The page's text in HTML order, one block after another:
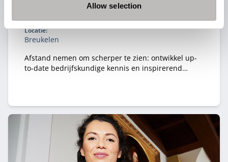
Allow selection
Locatie:
Breukelen
Afstand nemen om scherper te zien: ontwikkel up-
to-date bedrijfskundige kennis en inspirerend